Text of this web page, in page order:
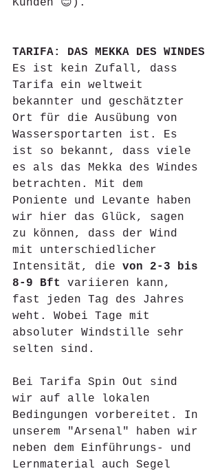
Kunden 😊).
TARIFA: DAS MEKKA DES WINDES
Es ist kein Zufall, dass
Tarifa ein weltweit
bekannter und geschätzter
Ort für die Ausübung von
Wassersportarten ist. Es
ist so bekannt, dass viele
es als das Mekka des Windes
betrachten. Mit dem
Poniente und Levante haben
wir hier das Glück, sagen
zu können, dass der Wind
mit unterschiedlicher
Intensität, die von 2-3 bis
8-9 Bft
variieren kann,
fast jeden Tag des Jahres
weht. Wobei Tage mit
absoluter Windstille sehr
selten sind.
Bei Tarifa Spin Out sind
wir auf alle lokalen
Bedingungen vorbereitet. In
unserem "Arsenal" haben wir
neben dem Einführungs- und
Lernmaterial auch Segel